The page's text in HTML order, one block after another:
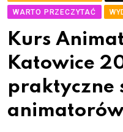
WARTO PRZECZYTAĆ
Kurs
Katowice
praktyczne